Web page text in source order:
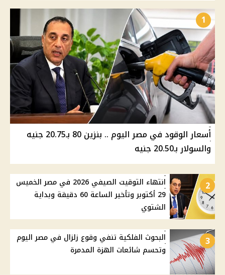
1
أسعار الوقود في مصر اليوم .. بنزين 80 بـ20.75 جنيه
والسولار بـ20.50 جنيه
2
انتهاء التوقيت الصيفي 2026 في مصر الخميس
29 أكتوبر وتأخير الساعة 60 دقيقة وبداية
الشتوي
3
البحوث الفلكية تنفي وقوع زلزال في مصر اليوم
وتحسم شائعات الهزة المدمرة